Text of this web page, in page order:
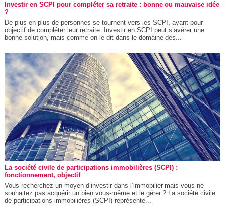
Investir en SCPI pour compléter sa retraite : bonne ou mauvaise idée
?
De plus en plus de personnes se tournent vers les SCPI, ayant pour
objectif de compléter leur retraite. Investir en SCPI peut s’avérer une
bonne solution, mais comme on le dit dans le domaine des...
La société civile de participations immobilières (SCPI) :
fonctionnement, objectif
Vous recherchez un moyen d’investir dans l’immobilier mais vous ne
souhaitez pas acquérir un bien vous-même et le gérer ? La société civile
de participations immobilières (SCPI) représente...